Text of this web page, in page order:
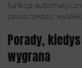
funkcja
zaoszczedzic wysilek.
Porady,
wygrana